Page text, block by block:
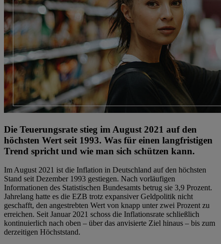
Die Teuerungsrate stieg im August 2021 auf den
höchsten Wert seit 1993. Was für einen langfristigen
Trend spricht und wie man sich schützen kann.
Im August 2021 ist die Inflation in Deutschland auf den höchsten
Stand seit Dezember 1993 gestiegen. Nach vorläufigen
Informationen des Statistischen Bundesamts betrug sie 3,9 Prozent.
Jahrelang hatte es die EZB trotz expansiver Geldpolitik nicht
geschafft, den angestrebten Wert von knapp unter zwei Prozent zu
erreichen. Seit Januar 2021 schoss die Inflationsrate schließlich
kontinuierlich nach oben – über das anvisierte Ziel hinaus – bis zum
derzeitigen Höchststand.